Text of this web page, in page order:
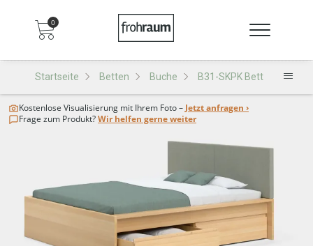
0
Startseite Betten Buche B31-SKPK Bett
Kostenlose Visualisierung mit Ihrem Foto – Jetzt anfragen ›
Frage zum Produkt?Wir helfen gerne weiter